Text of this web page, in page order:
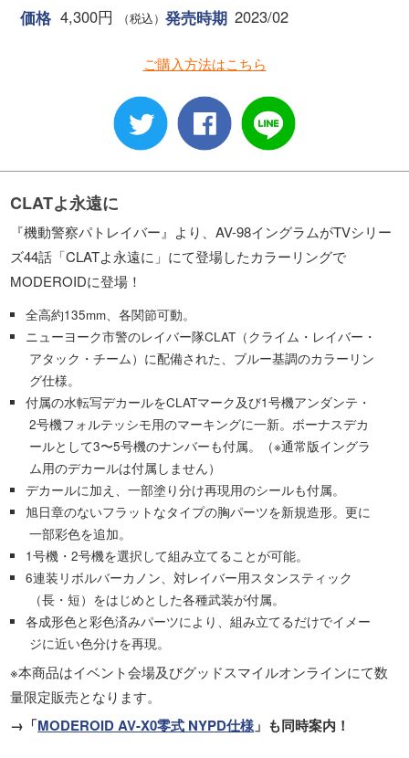
価格 4,300円 （税込） 発売時期 2023/02
ご購入方法はこちら
CLATよ永遠に
『機動警察パトレイバー』より、AV-98イングラムがTVシリー
ズ44話「CLATよ永遠に」にて登場したカラーリングで
MODEROIDに登場！
全高約135mm、各関節可動。
ニューヨーク市警のレイバー隊CLAT（クライム・レイバー・
アタック・チーム）に配備された、ブルー基調のカラーリン
グ仕様。
付属の水転写デカールをCLATマーク及び1号機アンダンテ・
2号機フォルテッシモ用のマーキングに一新。ボーナスデカ
ールとして3〜5号機のナンバーも付属。（※通常版イングラ
ム用のデカールは付属しません）
デカールに加え、一部塗り分け再現用のシールも付属。
旭日章のないフラットなタイプの胸パーツを新規造形。更に
一部彩色を追加。
1号機・2号機を選択して組み立てることが可能。
6連装リボルバーカノン、対レイバー用スタンスティック
（長・短）をはじめとした各種武装が付属。
各成形色と彩色済みパーツにより、組み立てるだけでイメー
ジに近い色分けを再現。
※本商品はイベント会場及びグッドスマイルオンラインにて数
量限定販売となります。
→「MODEROID AV-X0零式 NYPD仕様」も同時案内！